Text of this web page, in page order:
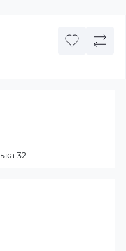
32